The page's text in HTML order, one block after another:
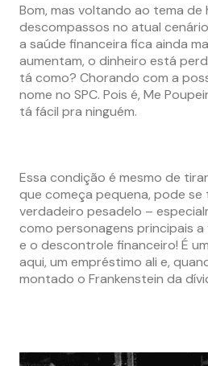
Bom, mas voltando ao tema
descompassos no atual
a saúde financeira fica ainda
aumentam, o dinheiro está
tá como? Chorando com a
nome no SPC. Pois é, Me
tá fácil pra ninguém.
Essa condição é mesmo de
que começa pequena, pode se
verdadeiro pesadelo –
como personagens principais
e o descontrole financeiro! É
aqui, um empréstimo ali e,
montado o Frankenstein da